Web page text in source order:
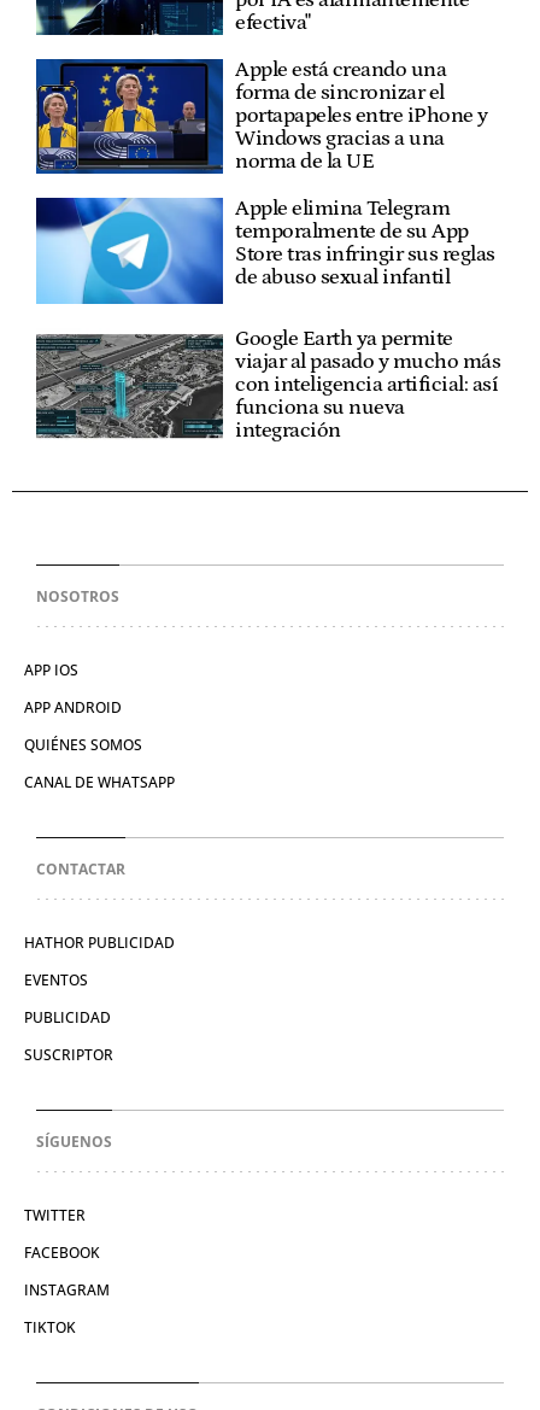
efectiva"
Apple está creando una
forma de sincronizar el
portapapeles entre iPhone y
Windows gracias a una
norma de la UE
Apple elimina Telegram
temporalmente de su App
Store tras infringir sus reglas
de abuso sexual infantil
Google Earth ya permite
viajar al pasado y mucho más
con inteligencia artificial: así
funciona su nueva
integración
NOSOTROS
APP IOS
APP ANDROID
QUIÉNES SOMOS
CANAL DE WHATSAPP
CONTACTAR
HATHOR PUBLICIDAD
EVENTOS
PUBLICIDAD
SUSCRIPTOR
SÍGUENOS
TWITTER
FACEBOOK
INSTAGRAM
TIKTOK